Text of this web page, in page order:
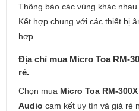
Thông báo các vùng khác
Kết hợp chung với các thiết bị
hợp
Địa chỉ mua Micro Toa RM-
rẻ.
Chọn mua Micro Toa RM-
Audio cam kết uy tín và giá rẻ